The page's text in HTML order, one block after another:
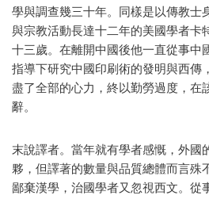
學與調查幾三十年。同樣是以傳教士
與宗教活動長達十二年的美國學者
十三歲。在離開中國後他一直從事中
指導下研究中國印刷術的發明與西傳
盡了全部的心力，終以勤勞過度，在
辭。
末說譯者。當年就有學者感慨，外國
夥，但譯著的數量與品質總體而言殊
鄙棄漢學，治國學者又忽視西文。從